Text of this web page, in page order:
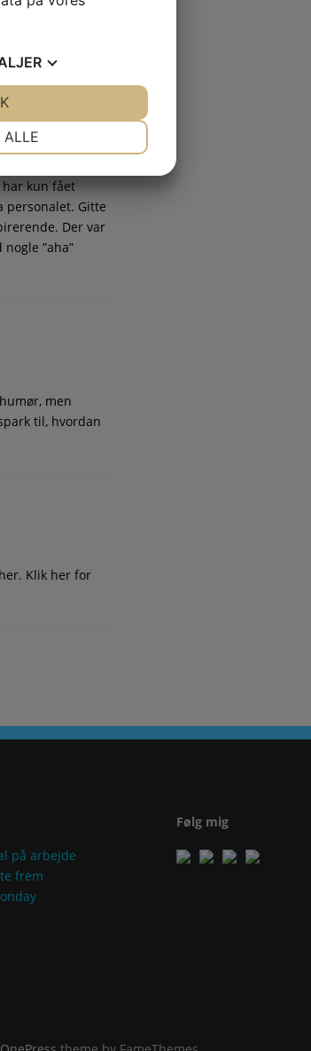
har kun fået
personalet. Gitte
Der var
”aha”
men
til, hvordan
Klik her for
på arbejde
frem
Følg mig
STATISTIK
ALLE